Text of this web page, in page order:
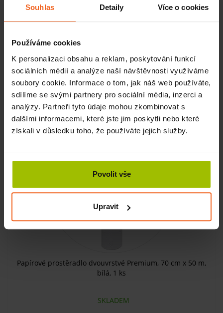
Souhlas Detaily Více o cookies
Používáme cookies
K personalizaci obsahu a reklam, poskytování funkcí
sociálních médií a analýze naší návštěvnosti využíváme
soubory cookie. Informace o tom, jak náš web používáte,
sdílíme se svými partnery pro sociální média, inzerci a
analýzy. Partneři tyto údaje mohou zkombinovat s
dalšími informacemi, které jste jim poskytli nebo které
získali v důsledku toho, že používáte jejich služby.
Povolit vše
Upravit
SKLADEM
1068 Kč
983 Kč KOUPIT
Papírové prostěradlo dvouvrstvé Premium, 70 cm x 50 m,
bílá, 1 ks
SKLADEM